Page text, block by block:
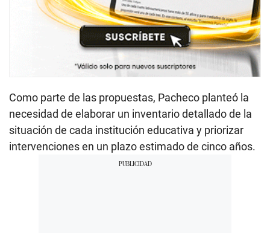
Como parte de las propuestas, Pacheco planteó la
necesidad de elaborar un inventario detallado de la
situación de cada institución educativa y priorizar
intervenciones en un plazo estimado de cinco años.